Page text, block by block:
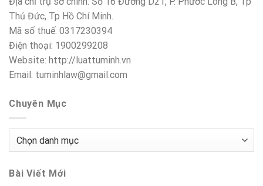
Thủ Đức, Tp Hồ Chí Minh.
Mã số thuế: 0317230394
Điện thoại: 1900299208
Website: http://luattuminh.vn
Email: tuminhlaw@gmail.com
Chuyên Mục
Chuyên
Bài Viết Mới